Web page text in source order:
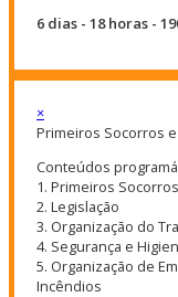
6 dias - 18 horas -
×
Primeiros Socorros
Conteúdos
1. Primeiros Socorros
2. Legislação
3. Organização do
4. Segurança e
5. Organização de
Incêndios